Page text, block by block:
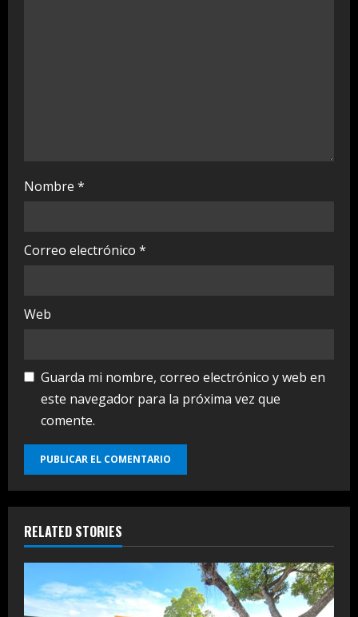
Nombre *
Correo electrónico *
Web
Guarda mi nombre, correo electrónico y web en
este navegador para la próxima vez que
comente.
RELATED STORIES